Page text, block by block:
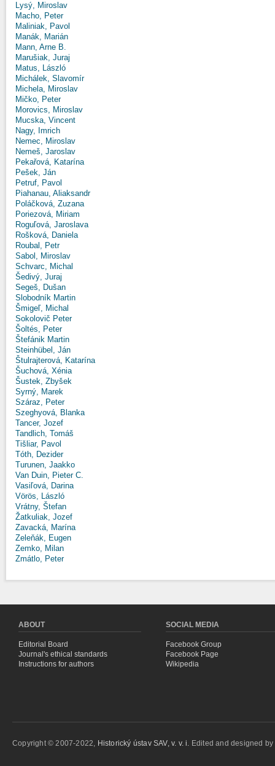
Lysý, Miroslav
Macho, Peter
Maliniak, Pavol
Manák, Marián
Mann, Arne B.
Marušiak, Juraj
Matus, László
Michálek, Slavomír
Michela, Miroslav
Mičko, Peter
Morovics, Miroslav
Mucska, Vincent
Nagy, Imrich
Nemec, Miroslav
Nemeš, Jaroslav
Pekařová, Katarína
Pešek, Ján
Petruf, Pavol
Piahanau, Aliaksandr
Poláčková, Zuzana
Poriezová, Miriam
Roguľová, Jaroslava
Rošková, Daniela
Roubal, Petr
Sabol, Miroslav
Schvarc, Michal
Šedivý, Juraj
Segeš, Dušan
Slobodník Martin
Šmigeľ, Michal
Sokolovič Peter
Šoltés, Peter
Štefánik Martin
Steinhübel, Ján
Štulrajterová, Katarína
Šuchová, Xénia
Šustek, Zbyšek
Syrný, Marek
Száraz, Peter
Szeghyová, Blanka
Tancer, Jozef
Tandlich, Tomáš
Tišliar, Pavol
Tóth, Dezider
Turunen, Jaakko
Van Duin, Pieter C.
Vasiľová, Darina
Vörös, László
Vrátny, Štefan
Žatkuliak, Jozef
Zavacká, Marína
Zeleňák, Eugen
Zemko, Milan
Zmátlo, Peter
ABOUT
Editorial Board
Journal's ethical standards
Instructions for authors
SOCIAL MEDIA
Facebook Group
Facebook Page
Wikipedia
Copyright © 2007-2022, Historický ústav SAV, v. v. i. Edited and designed by